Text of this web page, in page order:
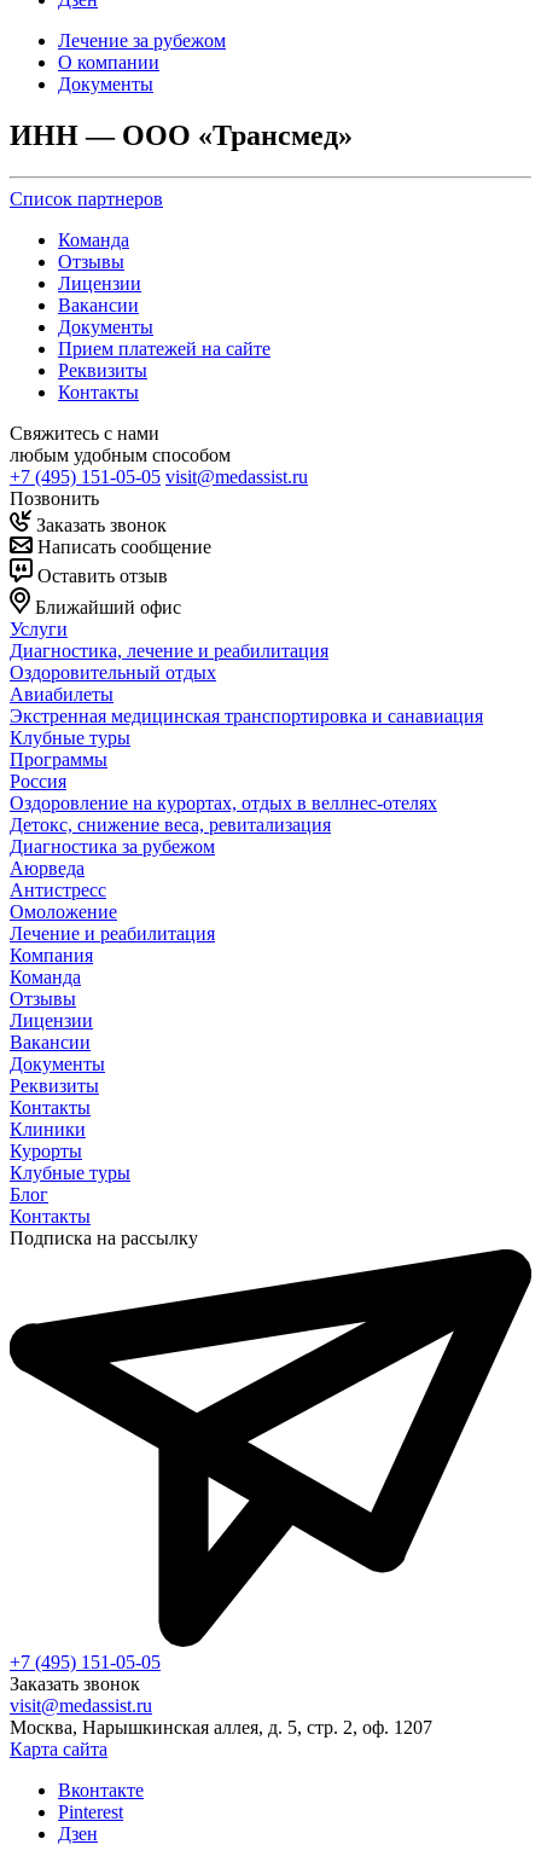
Лечение за рубежом
О компании
Документы
ИНН — ООО «Трансмед»
Список партнеров
Команда
Отзывы
Лицензии
Вакансии
Документы
Прием платежей на сайте
Реквизиты
Контакты
Свяжитесь с нами
любым удобным способом
+7 (495) 151-05-05 visit@medassist.ru
Позвонить
Заказать звонок
Написать сообщение
Оставить отзыв
Ближайший офис
Услуги
Диагностика, лечение и реабилитация
Оздоровительный отдых
Авиабилеты
Экстренная медицинская транспортировка и санавиация
Клубные туры
Программы
Россия
Оздоровление на курортах, отдых в веллнес-отелях
Детокс, снижение веса, ревитализация
Диагностика за рубежом
Аюрведа
Антистресс
Омоложение
Лечение и реабилитация
Компания
Команда
Отзывы
Лицензии
Вакансии
Документы
Реквизиты
Контакты
Клиники
Курорты
Клубные туры
Блог
Контакты
Подписка на рассылку
+7 (495) 151-05-05
Заказать звонок
visit@medassist.ru
Москва, Нарышкинская аллея, д. 5, стр. 2, оф. 1207
Карта сайта
Вконтакте
Pinterest
Дзен